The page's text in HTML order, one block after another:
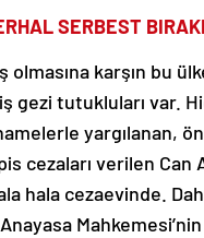
SERBEST
olmasına karşın bu
gezi tutukluları var.
yargılanan,
cezaları verilen
hala cezaevinde.